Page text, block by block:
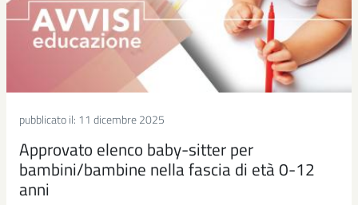
pubblicato il: 11 dicembre 2025
Approvato elenco baby-sitter per
bambini/bambine nella fascia di età 0-12
anni